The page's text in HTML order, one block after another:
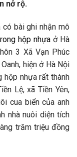
nở rộ.
có bài ghi nhận mô
hộp nhựa ở Hà
3 Xã Vạn Phúc
hiện ở Hà Nội
hộp nhựa rất thành
Lệ, xã Tiền Yên,
cua biển của anh
nhà nuôi diện tích
trăm triệu đồng